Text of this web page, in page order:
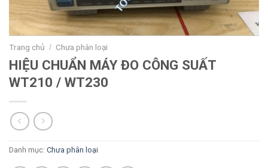
Trang chủ / Chưa phân loại
HIỆU CHUẨN MÁY ĐO CÔNG SUẤT
WT210 / WT230
Danh mục: Chưa phân loại